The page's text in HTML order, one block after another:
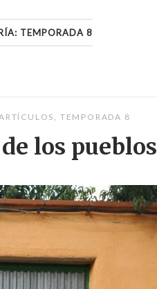
TEMPORADA 8
, TEMPORADA 8
los pueblos